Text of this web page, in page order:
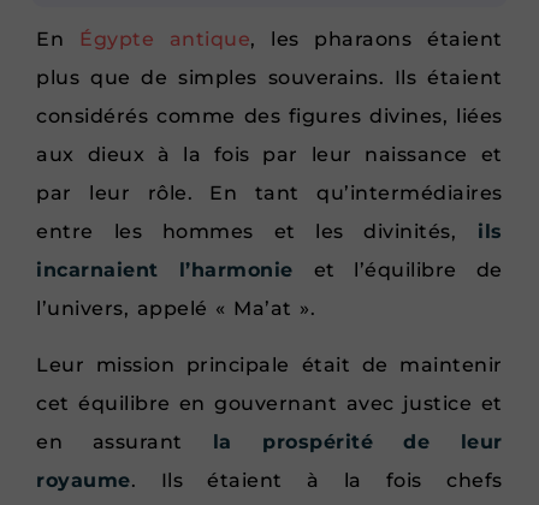
En Égypte antique, les pharaons étaient
plus que de simples souverains. Ils étaient
considérés comme des figures divines, liées
aux dieux à la fois par leur naissance et
par leur rôle. En tant qu’intermédiaires
entre les hommes et les divinités, ils
incarnaient l’harmonie et l’équilibre de
l’univers, appelé « Ma’at ».
Leur mission principale était de maintenir
cet équilibre en gouvernant avec justice et
en assurant la prospérité de leur
royaume. Ils étaient à la fois chefs